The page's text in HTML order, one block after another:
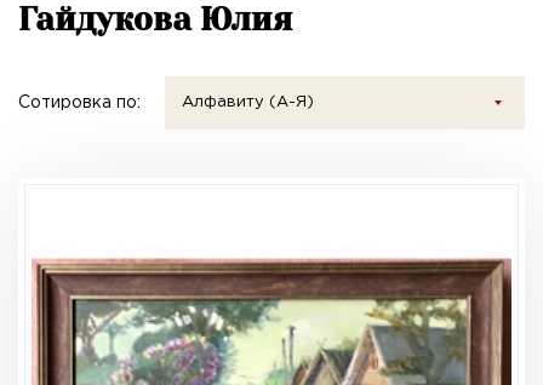
Гайдукова Юлия
Сотировка по: Алфавиту (А-Я)